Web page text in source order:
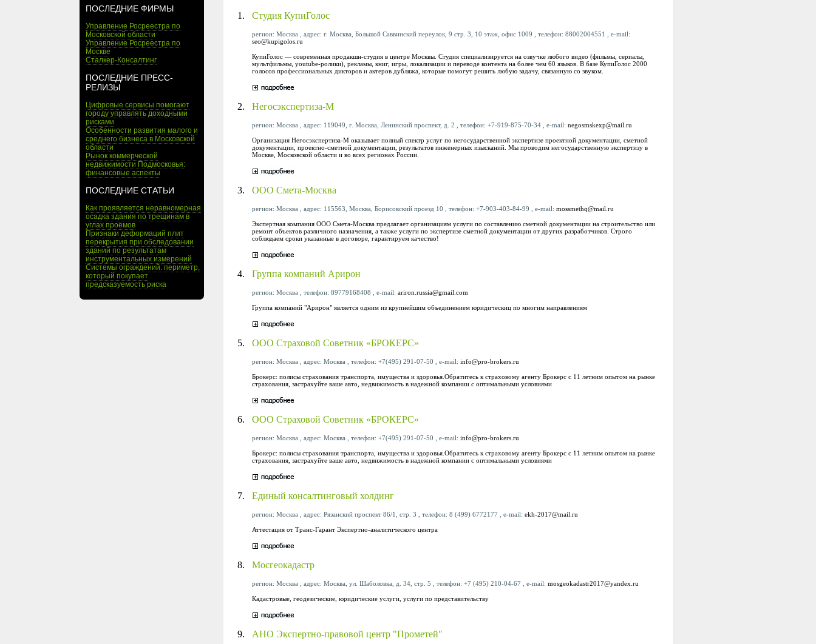
ПОСЛЕДНИЕ ФИРМЫ
Управление Росреестра по
Московской области
Управление Росреестра по
Москве
Сталкер-Консалтинг
ПОСЛЕДНИЕ ПРЕСС-
РЕЛИЗЫ
Цифровые сервисы помогают
городу управлять доходными
рисками
Особенности развития малого и
среднего бизнеса в Московской
области
Рынок коммерческой
недвижимости Подмосковья:
финансовые аспекты
ПОСЛЕДНИЕ СТАТЬИ
Как проявляется неравномерная
осадка здания по трещинам в
углах проёмов
Признаки деформаций плит
перекрытия при обследовании
зданий по результатам
инструментальных измерений
Системы ограждений: периметр,
который покупает
предсказуемость риска
1. Студия КупиГолос
регион: Москва , адрес: г. Москва, Большой Саввинский переулок, 9 стр. 3, 10 этаж, офис 1009 , телефон: 88002004551 , e-mail:
seo@kupigolos.ru
КупиГолос — современная продакшн-студия в центре Москвы. Студия специализируется на озвучке любого видео (фильмы, сериалы,
мультфильмы, youtube-ролики), рекламы, книг, игры, локализации и переводе контента на более чем 60 языков. В базе КупиГолос 2000
голосов профессиональных дикторов и актеров дубляжа, которые помогут решить любую задачу, связанную со звуком.
2. Негосэкспертиза-М
регион: Москва , адрес: 119049, г. Москва, Ленинский проспект, д. 2 , телефон: +7-919-875-70-34 , e-mail: negosmskexp@mail.ru
Организация Негосэкспертиза-М оказывает полный спектр услуг по негосударственной экспертизе проектной документации, сметной
документации, проектно-сметной документации, результатов инженерных изысканий. Мы проводим негосударственную экспертизу в
Москве, Московской области и во всех регионах России.
3. ООО Смета-Москва
регион: Москва , адрес: 115563, Москва, Борисовский проезд 10 , телефон: +7-903-403-84-99 , e-mail: mossmethq@mail.ru
Экспертная компания ООО Смета-Москва предлагает организациям услуги по составлению сметной документации на строительство или
ремонт объектов различного назначения, а также услуги по экспертизе сметной документации от других разработчиков. Строго
соблюдаем сроки указанные в договоре, гарантируем качество!
4. Группа компаний Арирон
регион: Москва , телефон: 89779168408 , e-mail: ariron.russia@gmail.com
Группа компаний "Арирон" является одним из крупнейшим объединением юридическиц по многим направлениям
5. ООО Страховой Советник «БРОКЕРС»
регион: Москва , адрес: Москва , телефон: +7(495) 291-07-50 , e-mail: info@pro-brokers.ru
Брокерс: полисы страхования транспорта, имущества и здоровья.Обратитесь к страховому агенту Брокерс с 11 летним опытом на рынке
страхования, застрахуйте ваше авто, недвижимость в надежной компании с оптимальными условиями
6. ООО Страховой Советник «БРОКЕРС»
регион: Москва , адрес: Москва , телефон: +7(495) 291-07-50 , e-mail: info@pro-brokers.ru
Брокерс: полисы страхования транспорта, имущества и здоровья.Обратитесь к страховому агенту Брокерс с 11 летним опытом на рынке
страхования, застрахуйте ваше авто, недвижимость в надежной компании с оптимальными условиями
7. Единый консалтинговый холдинг
регион: Москва , адрес: Рязанский проспект 86/1, стр. 3 , телефон: 8 (499) 6772177 , e-mail: ekh-2017@mail.ru
Аттестация от Транс-Гарант Экспертно-аналитического центра
8. Мосгеокадастр
регион: Москва , адрес: Москва, ул. Шаболовка, д. 34, стр. 5 , телефон: +7 (495) 210-04-67 , e-mail: mosgeokadastr2017@yandex.ru
Кадастровые, геодезические, юридические услуги, услуги по представительству
9. АНО Экспертно-правовой центр "Прометей"